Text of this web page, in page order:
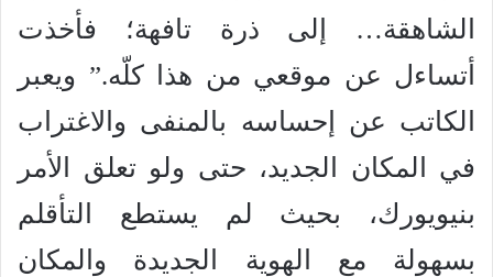
الشاهقة… إلى ذرة تافهة؛ فأخذت
أتساءل عن موقعي من هذا كلّه.” ويعبر
الكاتب عن إحساسه بالمنفى والاغتراب
في المكان الجديد، حتى ولو تعلق الأمر
بنيويورك، بحيث لم يستطع التأقلم
بسهولة مع الهوية الجديدة والمكان